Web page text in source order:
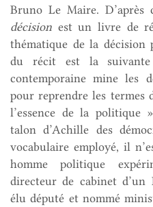
Bruno Le Maire. D’après
décision est un livre de
thématique de la décision
du récit est la suivante
contemporaine mine les
pour reprendre les termes
l’essence de la politique
talon d’Achille des
vocabulaire employé, il
homme politique
directeur de cabinet
élu député et nommé